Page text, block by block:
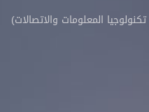
المعلومات والاتصالات)